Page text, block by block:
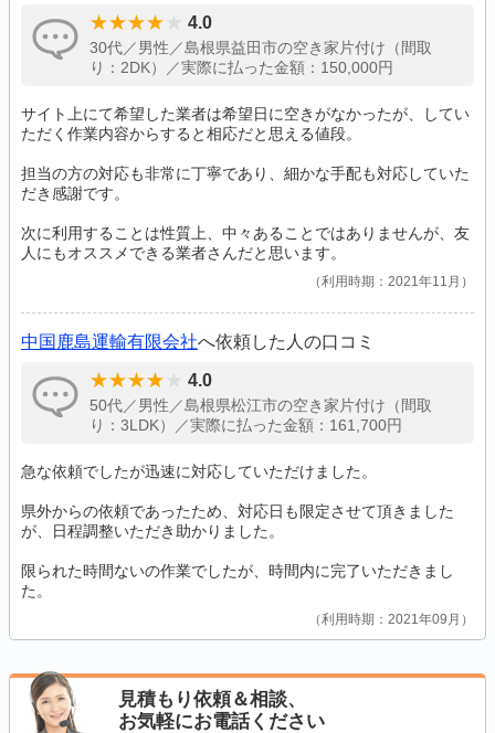
4.0
30代／男性／島根県益田市の空き家片付け（間取
り：2DK）／実際に払った金額：150,000円
サイト上にて希望した業者は希望日に空きがなかったが、してい
ただく作業内容からすると相応だと思える値段。
担当の方の対応も非常に丁寧であり、細かな手配も対応していた
だき感謝です。
次に利用することは性質上、中々あることではありませんが、友
人にもオススメできる業者さんだと思います。
利用時期：2021年11月
中国鹿島運輸有限会社へ依頼した人の口コミ
4.0
50代／男性／島根県松江市の空き家片付け（間取
り：3LDK）／実際に払った金額：161,700円
急な依頼でしたが迅速に対応していただけました。
県外からの依頼であったため、対応日も限定させて頂きました
が、日程調整いただき助かりました。
限られた時間ないの作業でしたが、時間内に完了いただきまし
た。
利用時期：2021年09月
見積もり依頼＆相談、
お気軽にお電話ください